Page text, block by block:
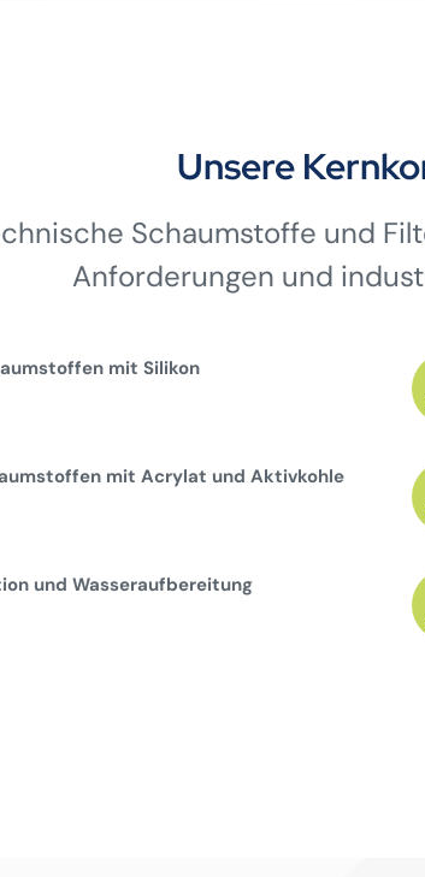
Unsere
Schaumstoffe und
Anforderungen und
mit Silikon
mit Acrylat und Aktivkohle
und Wasseraufbereitung